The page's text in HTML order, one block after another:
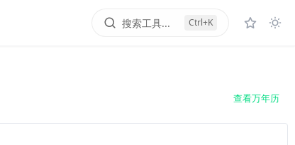
搜索工具... Ctrl+K
查看万年历